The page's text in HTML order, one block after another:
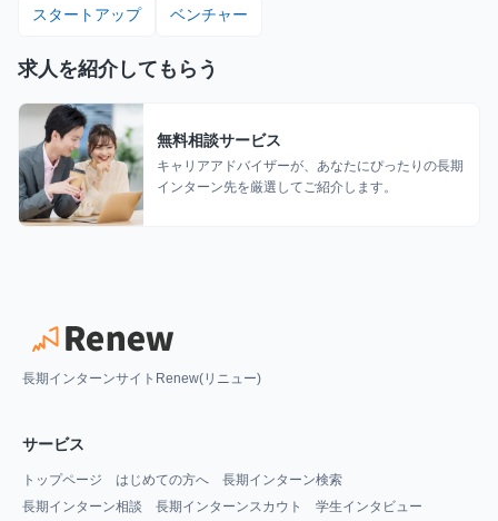
スタートアップ ベンチャー
求人を紹介してもらう
無料相談サービス
キャリアアドバイザーが、あなたにぴったりの長期
インターン先を厳選してご紹介します。
長期インターンサイトRenew(リニュー)
サービス
トップページ はじめての方へ
長期インターン検索
長期インターン相談
長期インターンスカウト
学生インタビュー